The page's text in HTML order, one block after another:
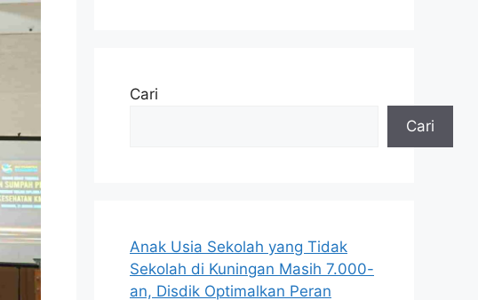
Cari
Cari
Anak Usia Sekolah yang Tidak
Sekolah di Kuningan Masih 7.000-
an, Disdik Optimalkan Peran